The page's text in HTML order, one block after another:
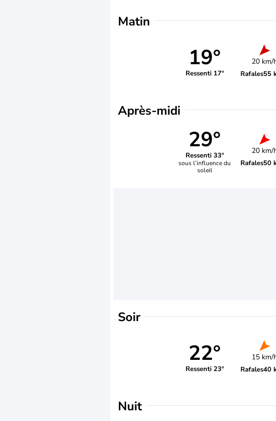
Matin
19°
Ressenti 17°
20 km/
Rafales55
Après-midi
29°
Ressenti 33°
sous l’influence du
soleil
20 km/
Rafales50
Soir
22°
Ressenti 23°
15 km/
Rafales40
Nuit